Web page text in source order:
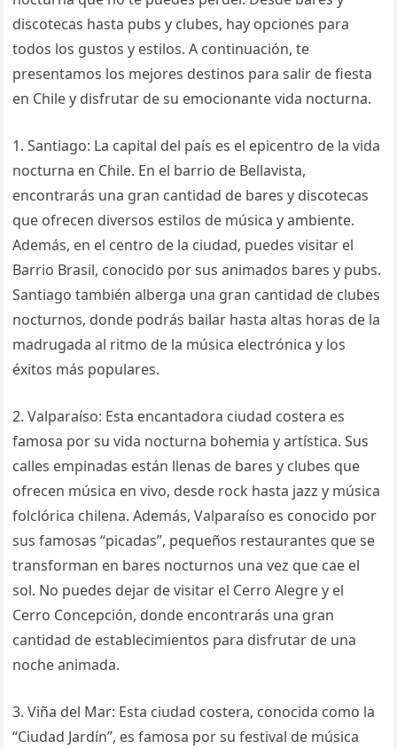
discotecas hasta pubs y clubes, hay opciones para
todos los gustos y estilos. A continuación, te
presentamos los mejores destinos para salir de fiesta
en Chile y disfrutar de su emocionante vida nocturna.
1. Santiago: La capital del país es el epicentro de la vida
nocturna en Chile. En el barrio de Bellavista,
encontrarás una gran cantidad de bares y discotecas
que ofrecen diversos estilos de música y ambiente.
Además, en el centro de la ciudad, puedes visitar el
Barrio Brasil, conocido por sus animados bares y pubs.
Santiago también alberga una gran cantidad de clubes
nocturnos, donde podrás bailar hasta altas horas de la
madrugada al ritmo de la música electrónica y los
éxitos más populares.
2. Valparaíso: Esta encantadora ciudad costera es
famosa por su vida nocturna bohemia y artística. Sus
calles empinadas están llenas de bares y clubes que
ofrecen música en vivo, desde rock hasta jazz y música
folclórica chilena. Además, Valparaíso es conocido por
sus famosas “picadas”, pequeños restaurantes que se
transforman en bares nocturnos una vez que cae el
sol. No puedes dejar de visitar el Cerro Alegre y el
Cerro Concepción, donde encontrarás una gran
cantidad de establecimientos para disfrutar de una
noche animada.
3. Viña del Mar: Esta ciudad costera, conocida como la
“Ciudad Jardín”, es famosa por su festival de música